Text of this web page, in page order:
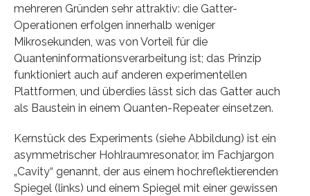
mehreren Gründen sehr attraktiv: die Gatter-
Operationen erfolgen innerhalb weniger
Mikrosekunden, was von Vorteil für die
Quanteninformationsverarbeitung ist; das Prinzip
funktioniert auch auf anderen experimentellen
Plattformen, und überdies lässt sich das Gatter auch
als Baustein in einem Quanten-Repeater einsetzen.
Kernstück des Experiments (siehe Abbildung) ist ein
asymmetrischer Hohlraumresonator, im Fachjargon
„Cavity“ genannt, der aus einem hochreflektierenden
Spiegel (links) und einem Spiegel mit einer gewissen